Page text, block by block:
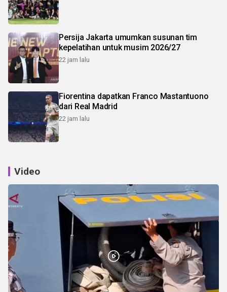
Persija Jakarta umumkan susunan tim
kepelatihan untuk musim 2026/27
22 jam lalu
Fiorentina dapatkan Franco Mastantuono
dari Real Madrid
22 jam lalu
Video